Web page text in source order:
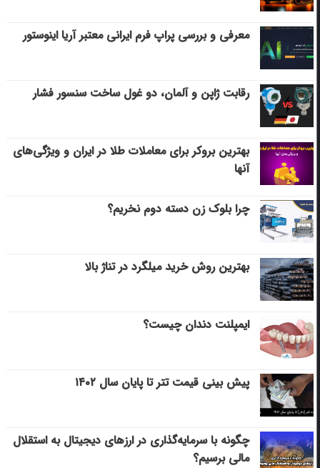
معرفی و بررسی پراپ فرم ایرانی معتبر آریا اینوستور
رقابت ژاپن و آلمان، دو غول ساخت سنسور فشار
بهترین بروکر برای معاملات طلا در ایران و ویژگی‌های
آنها
چرا بلوک زن دسته دوم نخریم؟
بهترین روش خرید میلگرد در تناژ بالا
ایمپلنت دندان چیست؟
پیش بینی قیمت تتر تا پایان سال ۱۴۰۲
چگونه با سرمایه‌گذاری در ارزهای دیجیتال به استقلال
مالی برسیم؟